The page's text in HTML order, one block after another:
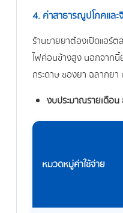
4. ค่าสาธารณูปโภคและ
ร้านขายยาต้องเปิดแอร์
ไฟค่อนข้างสูง นอกจากนี้
กระดาษ ซองยา ฉลากย
งบประมาณรายเดือน
หมวดหมู่ค่าใช้จ่าย